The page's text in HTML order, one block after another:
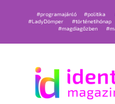
#programajánló #politika
#LadyDömper
#történetihónap
#magdiagőzben